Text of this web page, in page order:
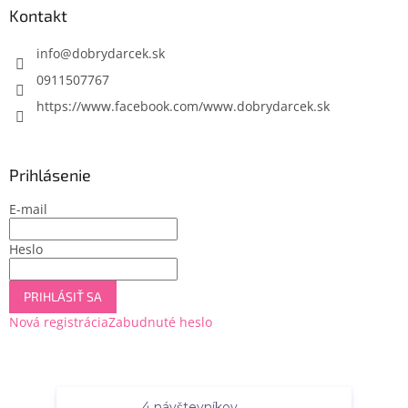
Kontakt
info@dobrydarcek.sk
0911507767
https://www.facebook.com/www.dobrydarcek.sk
Prihlásenie
E-mail
Heslo
PRIHLÁSIŤ SA
Nová registráciaZabudnuté heslo
Vytvoril Shoptet